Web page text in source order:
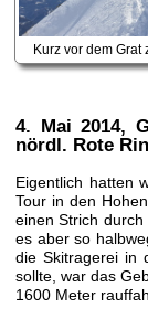
Kurz vor dem Grat
4. Mai 2014,
nördl. Rote
Eigentlich hatten
Tour in den
einen Strich
es aber so
die Skitragerei in
sollte, war das
1600 Meter